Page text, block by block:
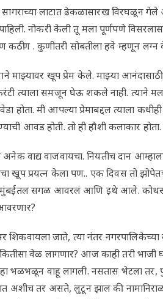
लाटात ढेकळासारख विरघळून
नोकरी केली तू मला पूर्णपणे विसरलास
कठीण . कुणीतरी सोबतीला हवे म्हणून
माझ्यावर खूप प्रेम केले. माझ्या आनंदासाठी
त्याला समजून घेऊ शकले नाही. त्याने
मी आपल्या प्रेमाबद्दल त्याला कधीही
आवड होती. तो ही हौशी कलाकार होता.
वाद्य वाजवायचा. नियतीच दान
खूप प्रयत्न केला पण.. एक दिवस तो
मुंबईतल सगळ आवरलं आणि इथे आले.
जाते, त्या नंतर नगरपालिकेच्या
वेळ लागणार? आज काही तरी भाजी
वाहू लागली. नसतास भेटला तर,
अशीच तर असते, लुटून झाल की